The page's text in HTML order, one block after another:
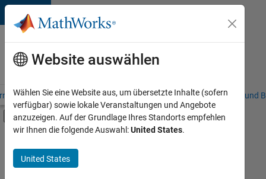
Weiter zum Inhalt
Karriere
bei
MathWorks
– Übersicht Stellensuche Niederlassungen Studierende und
Umschaltung für Off-Canvas-
Hauptinhalt
Praktika
Information Technology
+7
Website auswählen
Wählen Sie eine Website aus, um übersetzte Inhalte (sofern
verfügbar) sowie lokale Veranstaltungen und Angebote
anzuzeigen. Auf der Grundlage Ihres Standorts empfehlen
wir Ihnen die folgende Auswahl:United States.
United States